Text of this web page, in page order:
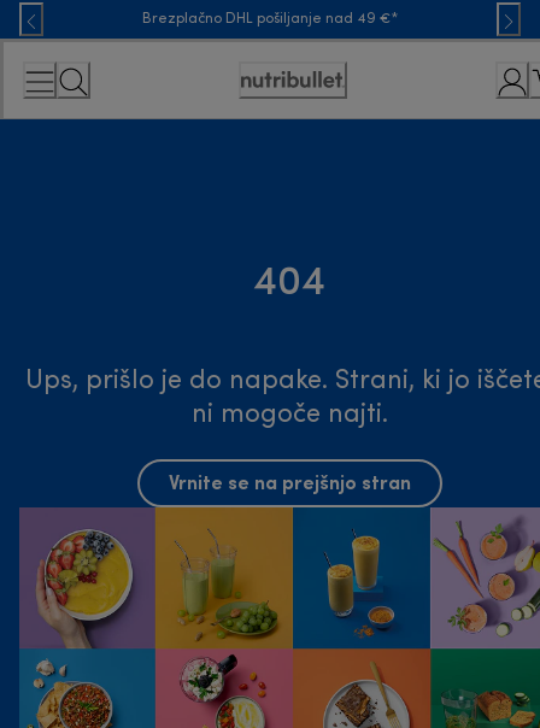
Skip
to
Content
Brezplačno DHL pošiljanje nad 49 €*
Accessibility
Statement
404
Ups, prišlo je do napake. Strani, ki jo
ni mogoče najti.
Vrnite se na prejšnjo stran